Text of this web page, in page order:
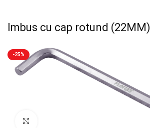
Imbus cu cap rotund (22MM)
-25%